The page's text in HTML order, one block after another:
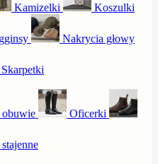
Kamizelki Koszulki
Nakrycia głowy
Skarpetki
obuwie Oficerki